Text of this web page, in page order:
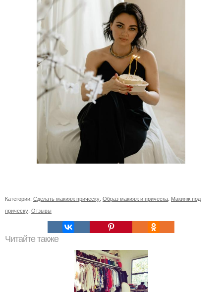
Категории: Сделать макияж прическу Образ макияж и прическа Макияж под
прическу Отзывы
Читайте также